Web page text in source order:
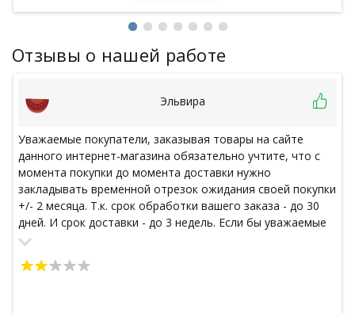
Отзывы о нашей работе
Эльвира
Уважаемые покупатели, заказывая товары на сайте
данного интернет-магазина обязательно учтите, что с
момента покупки до момента доставки нужно
закладывать временной отрезок ожидания своей покупки
+/- 2 месяца. Т.к. срок обработки вашего заказа - до 30
дней. И срок доставки - до 3 недель. Если бы уважаемые
сотрудники данного магазина, вынесли эту готовую
доставка" , то, например, у меня вопросов бы не